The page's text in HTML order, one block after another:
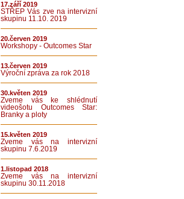
17.září 2019
STŘEP Vás zve na intervizní
skupinu 11.10. 2019
20.červen 2019
Workshopy - Outcomes Star
13.červen 2019
Výroční zpráva za rok 2018
30.květen 2019
Zveme vás ke shlédnutí
videošotu Outcomes Star:
Branky a ploty
15.květen 2019
Zveme vás na intervizní
skupinu 7.6.2019
1.listopad 2018
Zveme vás na intervizní
skupinu 30.11.2018